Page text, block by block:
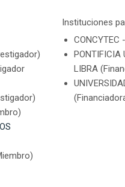
Instituciones
CONCYTEC
PONTIFICIA
LIBRA